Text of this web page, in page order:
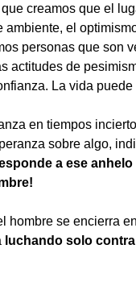
creamos que el
ambiente, el
personas que son
actitudes de
La vida
en tiempos
sobre algo,
a ese
hombre se encierra
luchando solo